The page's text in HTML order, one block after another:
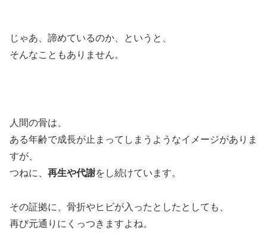
じゃあ、諦めているのか、というと、
そんなこともありません。
人間の骨は、
ある年齢で成長が止まってしまうようなイメージがありま
すが、
つねに、 再生や代謝をし続けています。
その証拠に、骨折やヒビが入ったとしたとしても、
再び元通りにくっつきますよね。